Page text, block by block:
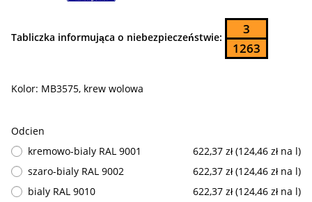
Tabliczka informująca o niebezpieczeństwie:
3
1263
Kolor: MB3575, krew wolowa
Odcien
kremowo-bialy RAL 9001
622,37 zł (124,46 zł na l)
szaro-bialy RAL 9002
622,37 zł (124,46 zł na l)
bialy RAL 9010
622,37 zł (124,46 zł na l)